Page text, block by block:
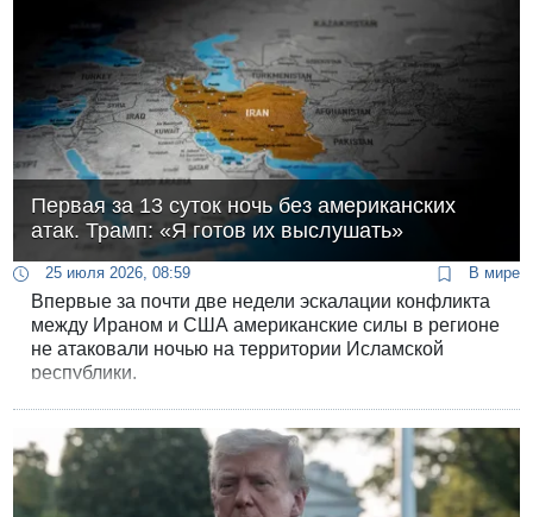
Первая за 13 суток ночь без американских
атак. Трамп: «Я готов их выслушать»
25 июля 2026, 08:59 В мире
Впервые за почти две недели эскалации конфликта
между Ираном и США американские силы в регионе
не атаковали ночью на территории Исламской
республики.